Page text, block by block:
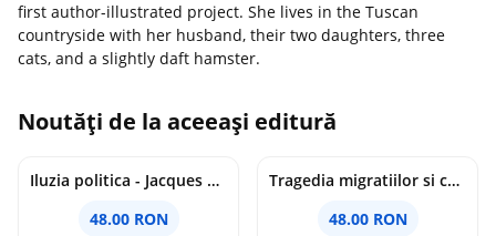
first author-illustrated project. She lives in the Tuscan
countryside with her husband, their two daughters, three
cats, and a slightly daft hamster.
Noutăți de la aceeași editură
Iluzia politica - Jacques Ellul
48.00 RON
Tragedia migratiilor si caderea imperiilor. Sfantul Augustin si noi - Chantal Delsol
48.00 RON